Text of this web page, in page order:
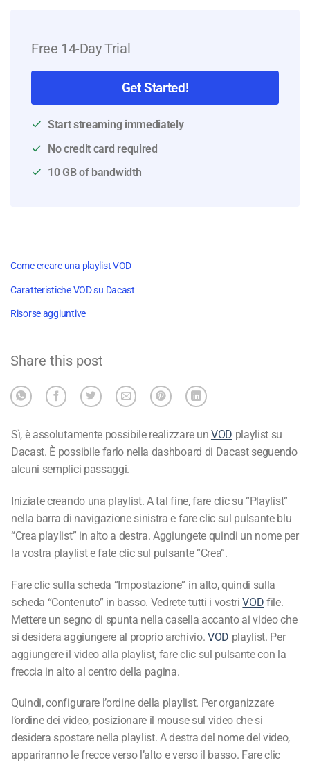
Free 14-Day Trial
Get Started!
Start streaming immediately
No credit card required
10 GB of bandwidth
Come creare una playlist VOD
Caratteristiche VOD su Dacast
Risorse aggiuntive
Share this post
Sì, è assolutamente possibile realizzare unVODplaylist su
Dacast. È possibile farlo nella dashboard di Dacast
seguendo alcuni semplici passaggi.
Iniziate creando una playlist. A tal fine, fare clic su “Playlist”
nella barra di navigazione sinistra e fare clic sul pulsante blu
“Crea playlist” in alto a destra. Aggiungete quindi un nome
per la vostra playlist e fate clic sul pulsante “Crea”.
Fare clic sulla scheda “Impostazione” in alto, quindi sulla
scheda “Contenuto” in basso. Vedrete tutti i vostri VOD file.
Mettere un segno di spunta nella casella accanto ai video
che si desidera aggiungere al proprio archivio. VODplaylist.
Per aggiungere il video alla playlist, fare clic sul pulsante con
la freccia in alto al centro della pagina.
Quindi, configurare l’ordine della playlist. Per organizzare
l’ordine dei video, posizionare il mouse sul video che si
desidera spostare nella playlist. A destra del nome del video,
appariranno le frecce verso l’alto e verso il basso. Fare clic